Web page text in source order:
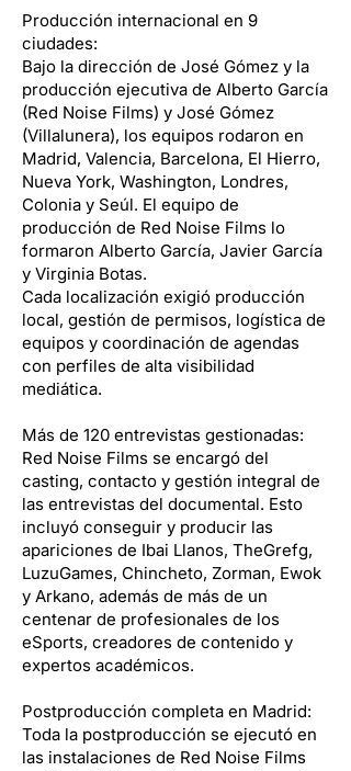
Producción internacional en 9
ciudades:
Bajo la dirección de José Gómez y la
producción ejecutiva de Alberto García
(Red Noise Films) y José Gómez
(Villalunera), los equipos rodaron en
Madrid, Valencia, Barcelona, El Hierro,
Nueva York, Washington, Londres,
Colonia y Seúl. El equipo de
producción de Red Noise Films lo
formaron Alberto García, Javier García
y Virginia Botas.
Cada localización exigió producción
local, gestión de permisos, logística de
equipos y coordinación de agendas
con perfiles de alta visibilidad
mediática.
Más de 120 entrevistas gestionadas:
Red Noise Films se encargó del
casting, contacto y gestión integral de
las entrevistas del documental. Esto
incluyó conseguir y producir las
apariciones de Ibai Llanos, TheGrefg,
LuzuGames, Chincheto, Zorman, Ewok
y Arkano, además de más de un
centenar de profesionales de los
eSports, creadores de contenido y
expertos académicos.
Postproducción completa en Madrid:
Toda la postproducción se ejecutó en
las instalaciones de Red Noise Films